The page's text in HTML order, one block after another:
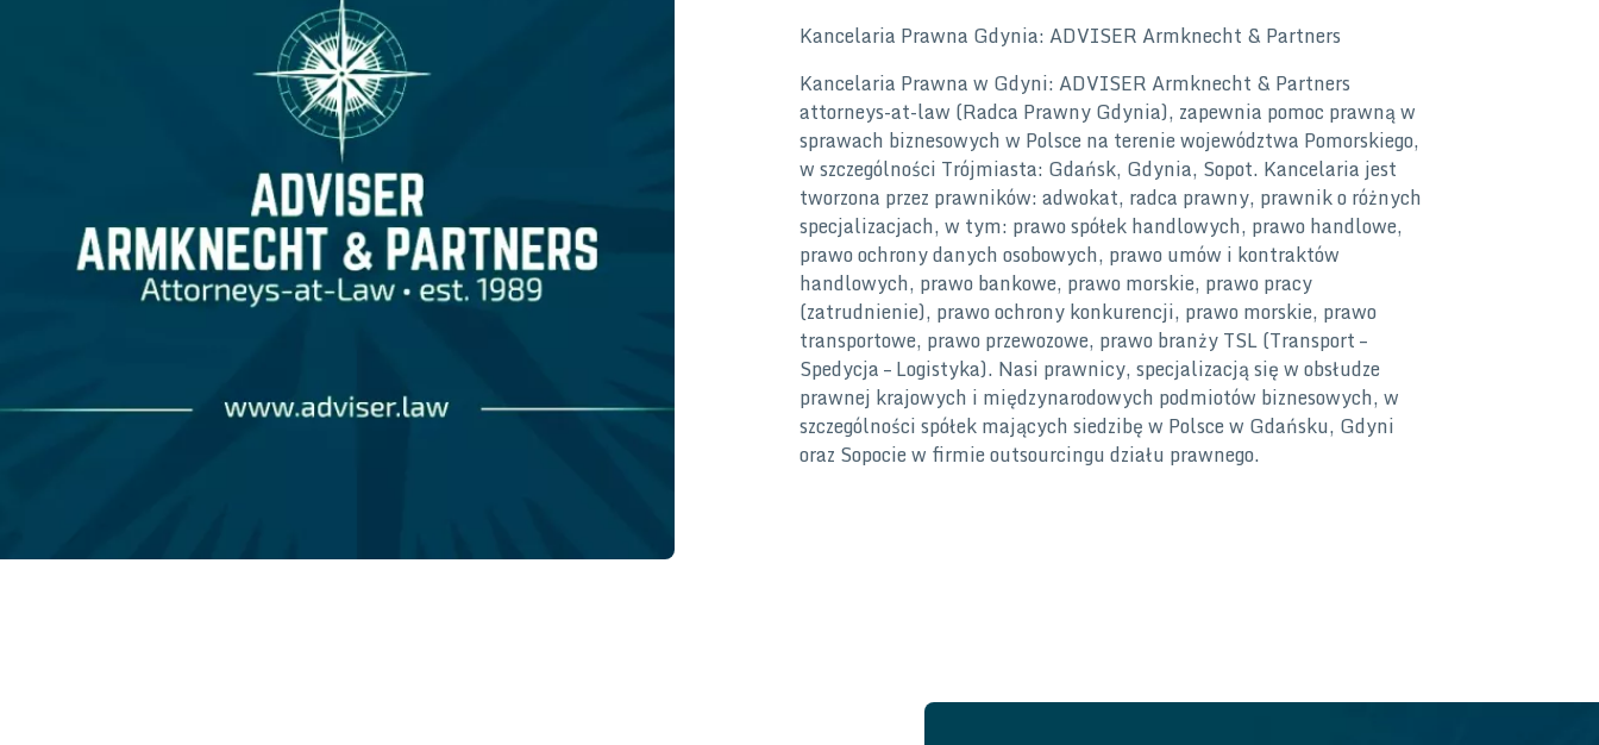
Kancelaria Prawna Gdynia: ADVISER Armknecht & Partners
Kancelaria Prawna w Gdyni: ADVISER Armknecht & Partners
attorneys-at-law (Radca Prawny Gdynia), zapewnia pomoc prawną w
sprawach biznesowych w Polsce na terenie województwa Pomorskiego,
w szczególności Trójmiasta: Gdańsk, Gdynia, Sopot. Kancelaria jest
tworzona przez prawników: adwokat, radca prawny, prawnik o różnych
specjalizacjach, w tym: prawo spółek handlowych, prawo handlowe,
prawo ochrony danych osobowych, prawo umów i kontraktów
handlowych, prawo bankowe, prawo morskie, prawo pracy
(zatrudnienie), prawo ochrony konkurencji, prawo morskie, prawo
transportowe, prawo przewozowe, prawo branży TSL (Transport –
Spedycja – Logistyka). Nasi prawnicy, specjalizacją się w obsłudze
prawnej krajowych i międzynarodowych podmiotów biznesowych, w
szczególności spółek mających siedzibę w Polsce w Gdańsku, Gdyni
oraz Sopocie w firmie outsourcingu działu prawnego.